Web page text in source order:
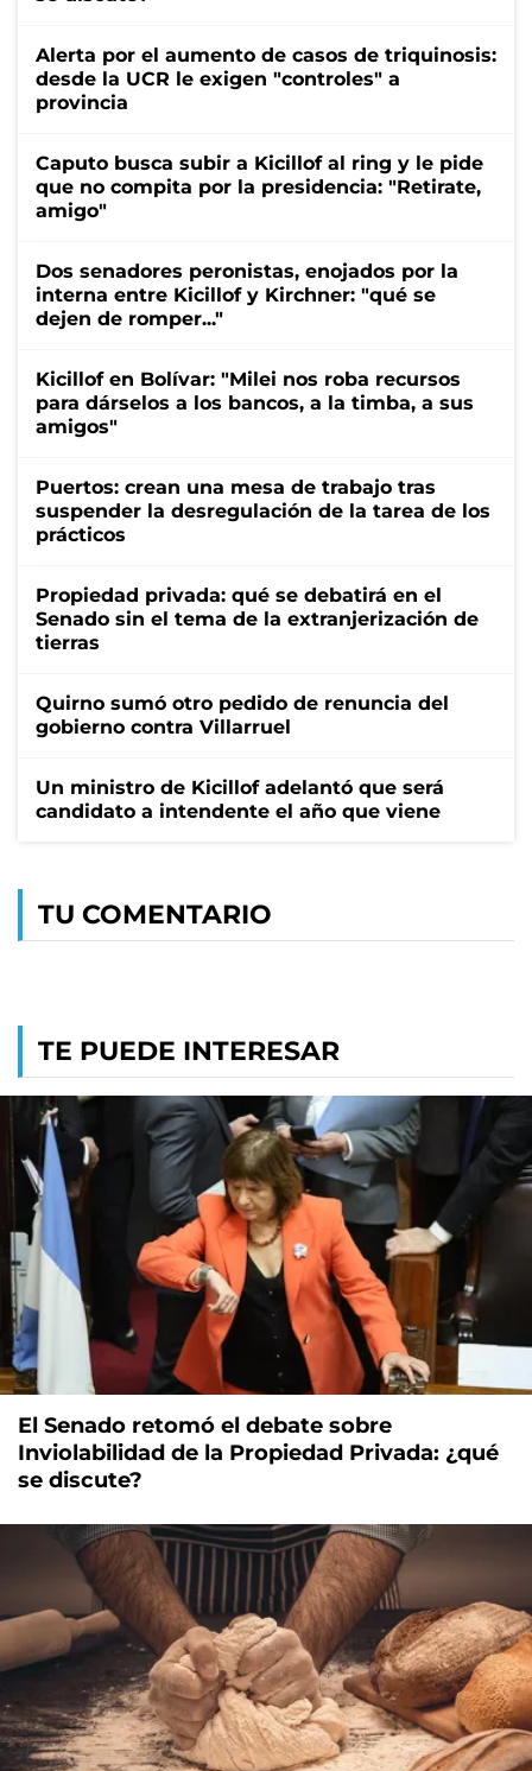
Alerta por el aumento de casos de triquinosis:
desde la UCR le exigen "controles" a
provincia
Caputo busca subir a Kicillof al ring y le pide
que no compita por la presidencia: "Retirate,
amigo"
Dos senadores peronistas, enojados por la
interna entre Kicillof y Kirchner: "qué se
dejen de romper..."
Kicillof en Bolívar: "Milei nos roba recursos
para dárselos a los bancos, a la timba, a sus
amigos"
Puertos: crean una mesa de trabajo tras
suspender la desregulación de la tarea de los
prácticos
Propiedad privada: qué se debatirá en el
Senado sin el tema de la extranjerización de
tierras
Quirno sumó otro pedido de renuncia del
gobierno contra Villarruel
Un ministro de Kicillof adelantó que será
candidato a intendente el año que viene
TU COMENTARIO
TE PUEDE INTERESAR
El Senado retomó el debate sobre
Inviolabilidad de la Propiedad Privada: ¿qué
se discute?